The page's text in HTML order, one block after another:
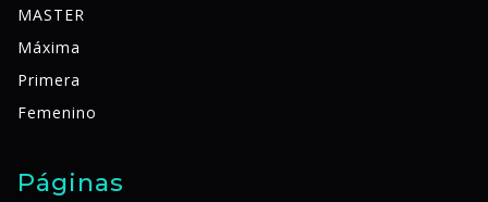
MASTER
Máxima
Primera
Femenino
Páginas